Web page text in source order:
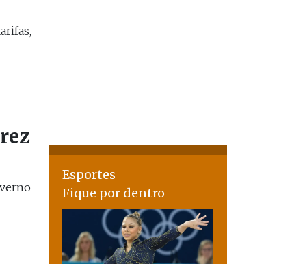
Esportes
Fique por dentro